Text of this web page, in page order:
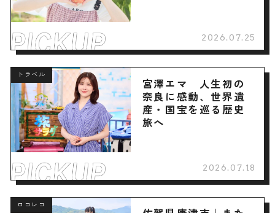
2026.07.25
トラベル
宮澤エマ 人生初の
奈良に感動、世界遺
産・国宝を巡る歴史
旅へ
2026.07.18
ロコレコ